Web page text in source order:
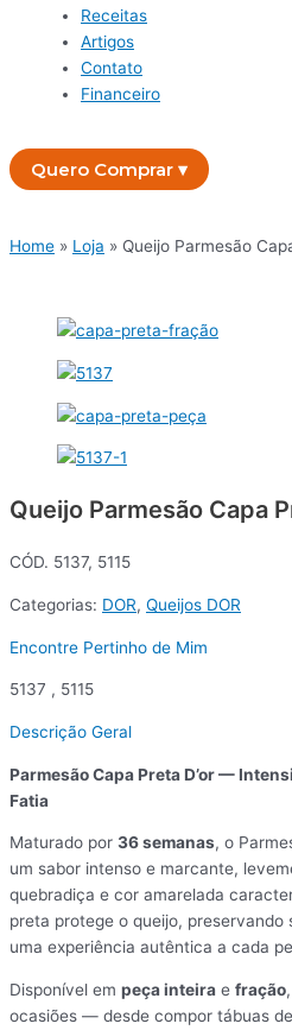
Receitas
Artigos
Contato
Financeiro
Quero Comprar ▾
Home » Loja » Queijo Parmesão
Queijo Parmesão Capa
CÓD. 5137, 5115
Categorias: DOR, Queijos DOR
Encontre Pertinho de Mim
5137 , 5115
Descrição Geral
Parmesão Capa Preta D’or —
Fatia
Maturado por 36 semanas, o
um sabor intenso e marcante,
quebradiça e cor amarelada
preta protege o queijo, preservando
uma experiência autêntica a cada
Disponível em peça inteira e fração
ocasiões — desde compor tábuas